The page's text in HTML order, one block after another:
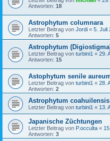
Antworten: 18
Astrophytum columnara
Letzter Beitrag von Jordi « 5. Juli
Antworten: 5
Astrophytum
Letzter Beitrag von turbini1 « 29.
Antworten: 15
Astophytum senile
Letzter Beitrag von turbini1 « 28.
Antworten: 2
Astrophytum coahuilensis
Letzter Beitrag von turbini1 « 13.
Japanische Züchtungen
Letzter Beitrag von P.occulta «
Antworten: 3